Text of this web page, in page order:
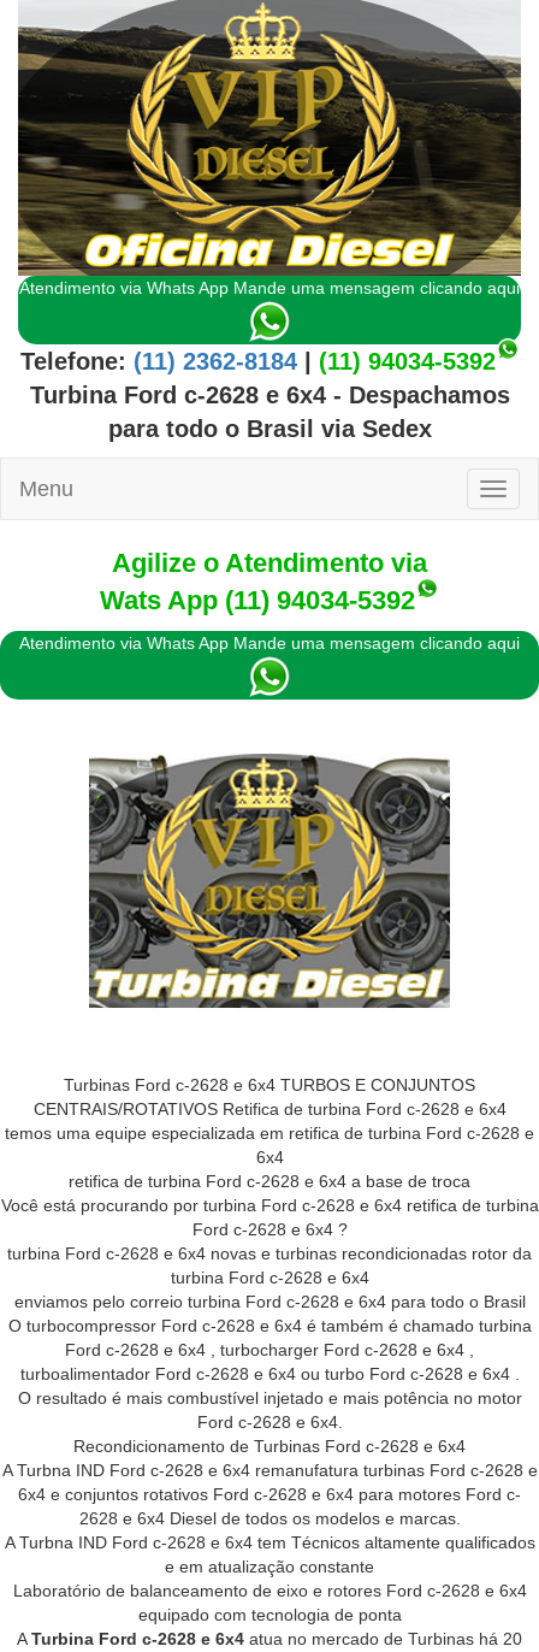
Atendimento via Whats App Mande uma mensagem clicando aqui
Telefone: (11) 2362-8184| (11) 94034-5392
Turbina Ford c-2628 e 6x4 - Despachamos
para todo o Brasil via Sedex
Menu
Agilize o Atendimento via
Wats App (11) 94034-5392
Atendimento via Whats App Mande uma mensagem clicando aqui
Turbinas Ford c-2628 e 6x4 TURBOS E CONJUNTOS
CENTRAIS/ROTATIVOS Retifica de turbina Ford c-2628 e 6x4
temos uma equipe especializada em retifica de turbina Ford c-2628 e
6x4
retifica de turbina Ford c-2628 e 6x4 a base de troca
Você está procurando por turbina Ford c-2628 e 6x4 retifica de turbina
Ford c-2628 e 6x4 ?
turbina Ford c-2628 e 6x4 novas e turbinas recondicionadas rotor da
turbina Ford c-2628 e 6x4
enviamos pelo correio turbina Ford c-2628 e 6x4 para todo o Brasil
O turbocompressor Ford c-2628 e 6x4 é também é chamado turbina
Ford c-2628 e 6x4 , turbocharger Ford c-2628 e 6x4 ,
turboalimentador Ford c-2628 e 6x4 ou turbo Ford c-2628 e 6x4 .
O resultado é mais combustível injetado e mais potência no motor
Ford c-2628 e 6x4.
Recondicionamento de Turbinas Ford c-2628 e 6x4
A Turbna IND Ford c-2628 e 6x4 remanufatura turbinas Ford c-2628 e
6x4 e conjuntos rotativos Ford c-2628 e 6x4 para motores Ford c-
2628 e 6x4 Diesel de todos os modelos e marcas.
A Turbna IND Ford c-2628 e 6x4 tem Técnicos altamente qualificados
e em atualização constante
Laboratório de balanceamento de eixo e rotores Ford c-2628 e 6x4
equipado com tecnologia de ponta
ATurbina Ford c-2628 e 6x4 atua no mercado de Turbinas há 20